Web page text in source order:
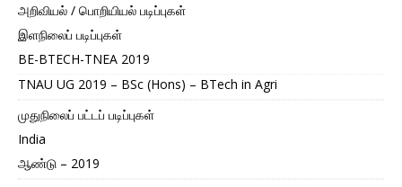
அறிவியல் / பொறியியல் படிப்புகள்
இளநிலைப் படிப்புகள்
BE-BTECH-TNEA 2019
TNAU UG 2019 – BSc (Hons) – BTech in Agri
முதுநிலைப் பட்டப் படிப்புகள்
India
ஆண்டு – 2019